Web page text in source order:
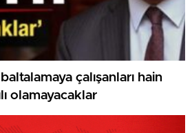
çalışanları hain
olamayacaklar